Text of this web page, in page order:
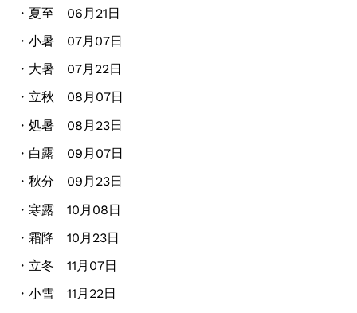
・夏至 06月21日
・小暑 07月07日
・大暑 07月22日
・立秋 08月07日
・処暑 08月23日
・白露 09月07日
・秋分 09月23日
・寒露 10月08日
・霜降 10月23日
・立冬 11月07日
・小雪 11月22日